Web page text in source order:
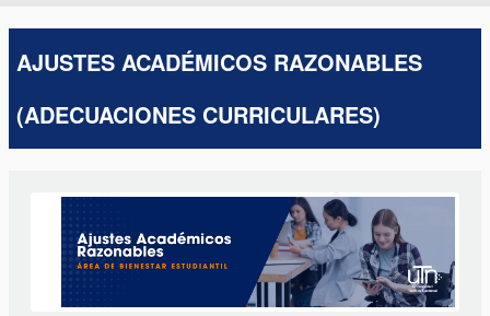
AJUSTES ACADÉMICOS RAZONABLES
(ADECUACIONES CURRICULARES)